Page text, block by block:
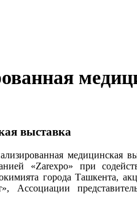
выставка
медицинская
«Zarexpo» при
города Ташкента,
Ассоциации